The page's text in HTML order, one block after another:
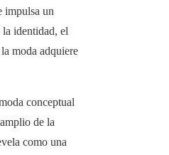
impulsa un
identidad, el
moda adquiere
conceptual
de la
como una